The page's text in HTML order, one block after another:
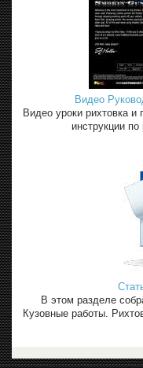
Видео
Видео уроки рихтовка и
инструкции
В этом разделе
Кузовные работы.